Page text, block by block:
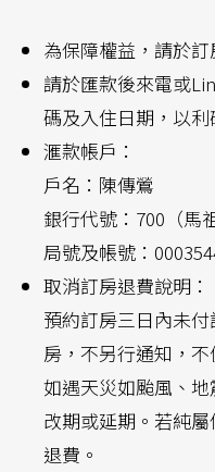
為保障權益，請於
請於匯款後來電或
碼及入住日期，以利
滙款帳戶：
戶名：陳傳鶯
銀行代號：700（馬
局號及帳號：
取消訂房退費說明：
預約訂房三日內未
房，不另行通知，不
如遇天災如颱風、
改期或延期。若純
退費。